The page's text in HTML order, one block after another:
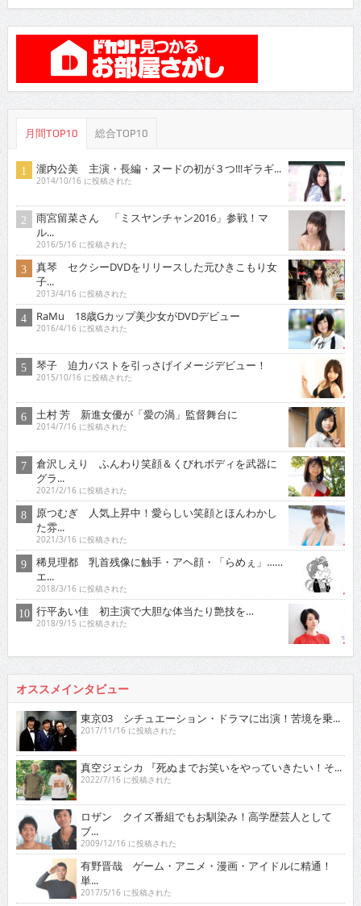
月間TOP10 総合TOP10
瀧内公美 主演・長編・ヌードの初が３つ!!!ギラギ...
2014/10/16 に投稿された
雨宮留菜さん 「ミスヤンチャン2016」参戦！マ
ル...
2016/5/16 に投稿された
真琴 セクシーDVDをリリースした元ひきこもり女
子...
2013/4/16 に投稿された
RaMu 18歳Gカップ美少女がDVDデビュー
2016/4/16 に投稿された
琴子 迫力バストを引っさげイメージデビュー！
2015/10/16 に投稿された
土村 芳 新進女優が「愛の渦」監督舞台に
2014/7/16 に投稿された
倉沢しえり ふんわり笑顔＆くびれボディを武器に
グラ...
2021/2/16 に投稿された
原つむぎ 人気上昇中！愛らしい笑顔とほんわかし
た雰...
2021/3/16 に投稿された
稀見理都 乳首残像に触手・アヘ顔・「らめぇ」……
エ...
2018/3/16 に投稿された
行平あい佳 初主演で大胆な体当たり艶技を…
2018/9/15 に投稿された
オススメインタビュー
東京03 シチュエーション・ドラマに出演！苦境を乗...
2017/11/16 に投稿された
真空ジェシカ 『死ぬまでお笑いをやっていきたい！そ...
2022/7/16 に投稿された
ロザン クイズ番組でもお馴染み！高学歴芸人として
ブ...
2009/12/16 に投稿された
有野晋哉 ゲーム・アニメ・漫画・アイドルに精通！
単...
2017/5/16 に投稿された